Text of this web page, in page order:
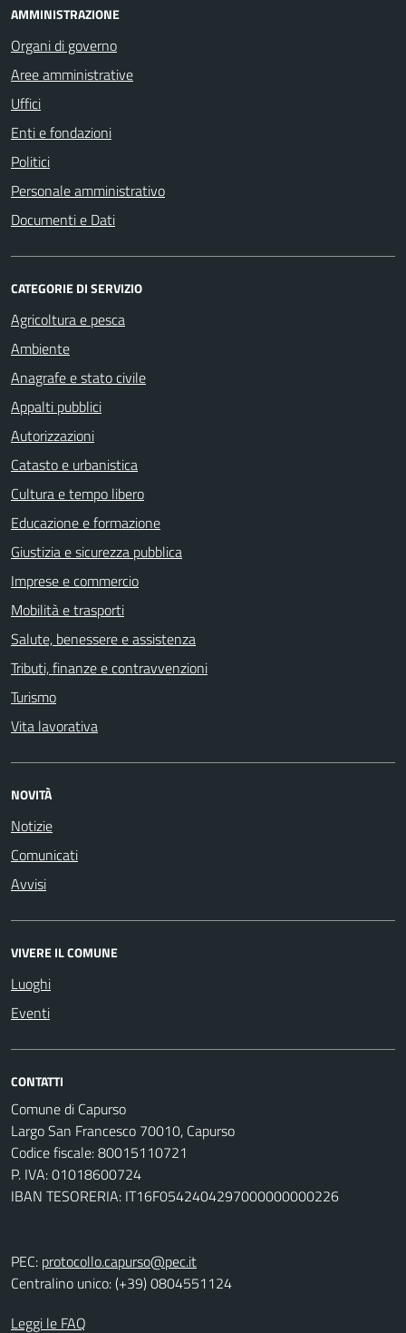
AMMINISTRAZIONE
Organi di governo
Aree amministrative
Uffici
Enti e fondazioni
Politici
Personale amministrativo
Documenti e Dati
CATEGORIE DI SERVIZIO
Agricoltura e pesca
Ambiente
Anagrafe e stato civile
Appalti pubblici
Autorizzazioni
Catasto e urbanistica
Cultura e tempo libero
Educazione e formazione
Giustizia e sicurezza pubblica
Imprese e commercio
Mobilità e trasporti
Salute, benessere e assistenza
Tributi, finanze e contravvenzioni
Turismo
Vita lavorativa
NOVITÀ
Notizie
Comunicati
Avvisi
VIVERE IL COMUNE
Luoghi
Eventi
CONTATTI
Comune di Capurso
Largo San Francesco 70010, Capurso
Codice fiscale: 80015110721
P. IVA: 01018600724
IBAN TESORERIA: IT16F0542404297000000000226
PEC: protocollo.capurso@pec.it
Centralino unico: (+39) 0804551124
Leggi le FAQ